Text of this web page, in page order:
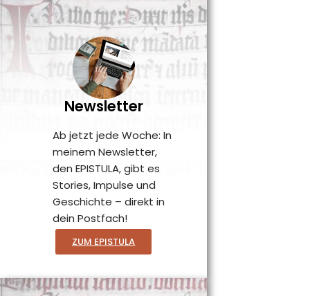
Newsletter
Ab jetzt jede Woche: In
meinem Newsletter,
den EPISTULA, gibt es
Stories, Impulse und
Geschichte – direkt in
dein Postfach!
ZUM EPISTULA